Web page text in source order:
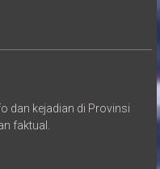
dan kejadian di Provinsi
faktual.